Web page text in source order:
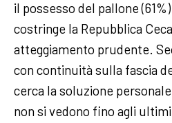
il possesso del pallone
costringe la Repubblica
atteggiamento prudente.
con continuità sulla fascia
cerca la soluzione
non si vedono fino agli